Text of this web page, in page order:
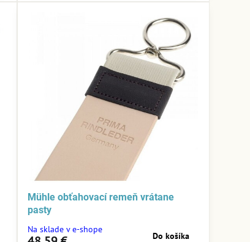
Mühle obťahovací remeň vrátane
pasty
Na sklade v e-shope
Do košíka